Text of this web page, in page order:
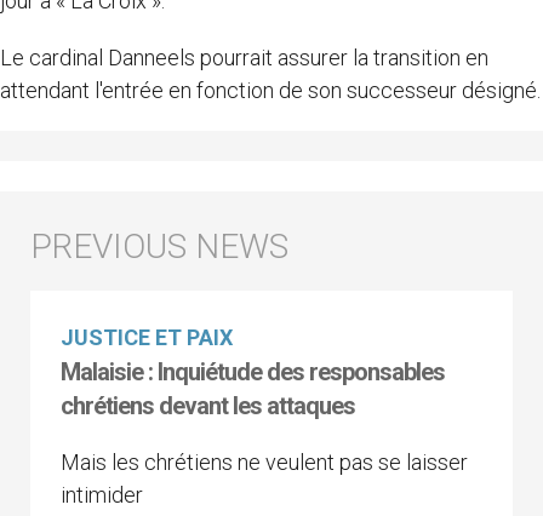
Le cardinal Danneels pourrait assurer la transition en
attendant l'entrée en fonction de son successeur désigné.
JUSTICE ET PAIX
Malaisie : Inquiétude des responsables
chrétiens devant les attaques
Mais les chrétiens ne veulent pas se laisser
intimider